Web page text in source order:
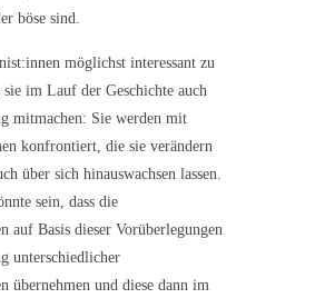
böse sind.
möglichst interessant zu
im Lauf der Geschichte auch
mitmachen: Sie werden mit
konfrontiert, die sie verändern
über sich hinauswachsen lassen.
sein, dass die
auf Basis dieser Vorüberlegungen
unterschiedlicher
übernehmen und diese dann im